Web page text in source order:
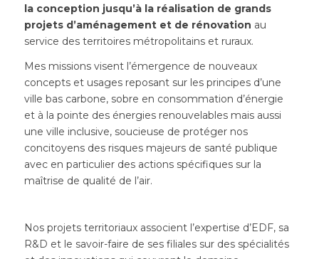
la conception jusqu’à la réalisation de grands
projets d’aménagement et de rénovation au
service des territoires métropolitains et ruraux.
Mes missions visent l’émergence de nouveaux
concepts et usages reposant sur les principes d’une
ville bas carbone, sobre en consommation d’énergie
et à la pointe des énergies renouvelables mais aussi
une ville inclusive, soucieuse de protéger nos
concitoyens des risques majeurs de santé publique
avec en particulier des actions spécifiques sur la
maîtrise de qualité de l’air.
Nos projets territoriaux associent l’expertise d’EDF, sa
R&D et le savoir-faire de ses filiales sur des spécialités